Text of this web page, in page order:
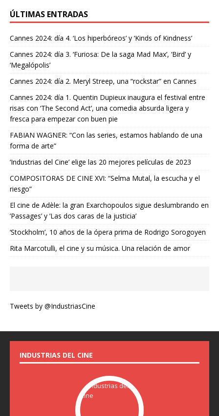
ÚLTIMAS ENTRADAS
Cannes 2024: día 4. ‘Los hiperbóreos’ y ‘Kinds of Kindness’
Cannes 2024: día 3. ‘Furiosa: De la saga Mad Max’, ‘Bird’ y
‘Megalópolis’
Cannes 2024: día 2. Meryl Streep, una “rockstar” en Cannes
Cannes 2024: día 1. Quentin Dupieux inaugura el festival entre
risas con ‘The Second Act’, una comedia absurda ligera y
fresca para empezar con buen pie
FABIAN WAGNER: “Con las series, estamos hablando de una
forma de arte”
‘Industrias del Cine’ elige las 20 mejores películas de 2023
COMPOSITORAS DE CINE XVI: “Selma Mutal, la escucha y el
riesgo”
El cine de Adèle: la gran Exarchopoulos sigue deslumbrando en
’Passages’ y ’Las dos caras de la justicia’
‘Stockholm’, 10 años de la ópera prima de Rodrigo Sorogoyen
Rita Marcotulli, el cine y su música. Una relación de amor
Tweets by @IndustriasCine
INDUSTRIAS DEL CINE